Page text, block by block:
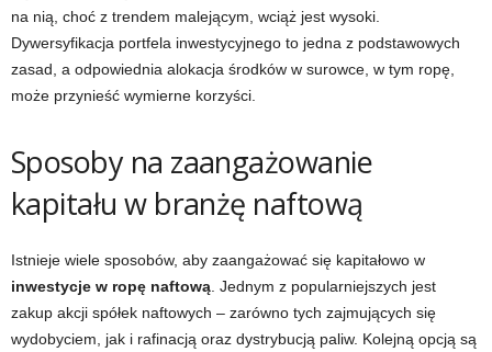
na nią, choć z trendem malejącym, wciąż jest wysoki.
Dywersyfikacja portfela inwestycyjnego to jedna z podstawowych
zasad, a odpowiednia alokacja środków w surowce, w tym ropę,
może przynieść wymierne korzyści.
Sposoby na zaangażowanie
kapitału w branżę naftową
Istnieje wiele sposobów, aby zaangażować się kapitałowo w
inwestycje w ropę naftową . Jednym z popularniejszych jest
zakup akcji spółek naftowych – zarówno tych zajmujących się
wydobyciem, jak i rafinacją oraz dystrybucją paliw. Kolejną opcją są